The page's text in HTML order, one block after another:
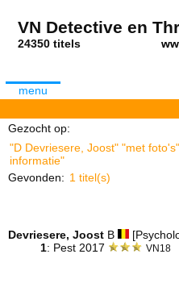
VN Detective en
24350 titels
menu
Gezocht op:
"D Devriesere, Joost" "met
informatie"
Gevonden: 1 titel(s)
Devriesere, Joost B
1: Pest 2017 VN18